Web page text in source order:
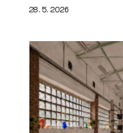
28. 5. 2026